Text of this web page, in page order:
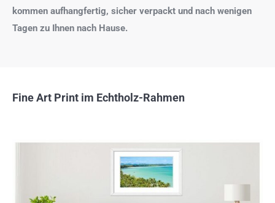
kommen aufhangfertig, sicher verpackt und nach wenigen
Tagen zu Ihnen nach Hause.
Fine Art Print im Echtholz-Rahmen